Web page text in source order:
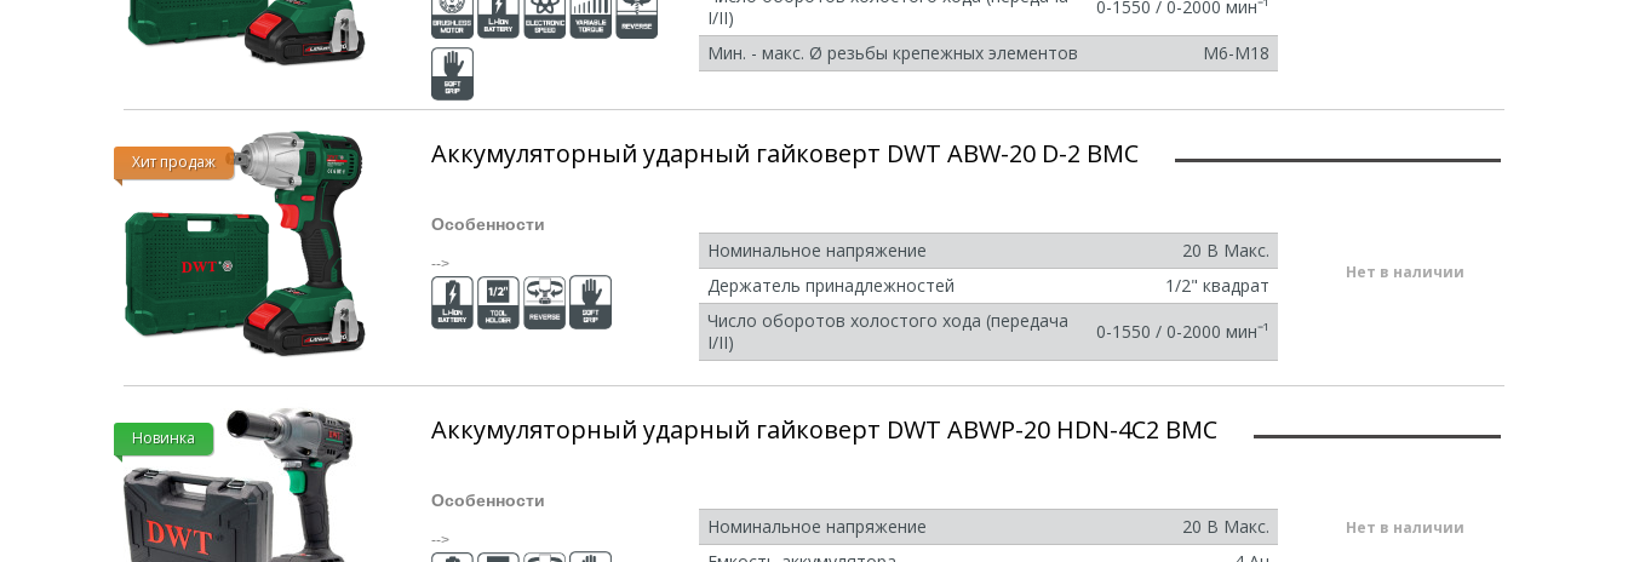
I/II)
0-1550 / 0-2000 минˉ¹
Мин. - макс. Ø резьбы крепежных элементов
M6-M18
Хит продаж Аккумуляторный ударный гайковерт DWT ABW-20 D-2 BMC
Особенности
--> Нет в наличии
Номинальное напряжение
20 В Макс.
Держатель принадлежностей
1/2" квадрат
Число оборотов холостого хода (передача
I/II)
0-1550 / 0-2000 минˉ¹
Новинка Аккумуляторный ударный гайковерт DWT ABWP-20 HDN-4C2 BMC
Особенности
-->
Нет в наличии
Номинальное напряжение
20 В Макс.